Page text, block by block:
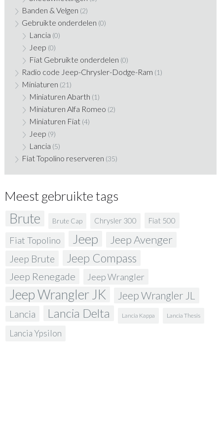
Banden & Velgen (2)
Gebruikte onderdelen (0)
Lancia (0)
Jeep (0)
Fiat Gebruikte onderdelen (0)
Radio code Jeep-Chrysler-Dodge-Ram (1)
Miniaturen (21)
Miniaturen Abarth (1)
Miniaturen Alfa Romeo (2)
Miniaturen Fiat (4)
Jeep (9)
Lancia (5)
Fiat Topolino reserveren (35)
Meest gebruikte tags
Brute Brute Cap Chrysler 300 Fiat 500
Fiat Topolino Jeep Jeep Avenger
Jeep Brute Jeep Compass
Jeep Renegade Jeep Wrangler
Jeep Wrangler JK Jeep Wrangler JL
Lancia Lancia Delta Lancia Kappa Lancia Thesis
Lancia Ypsilon